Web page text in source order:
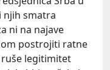
njih smatra
ni na najave
postrojiti ratne
ruše legitimitet